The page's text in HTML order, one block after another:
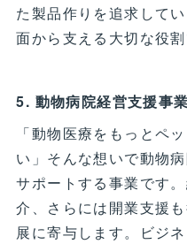
た製品作りを追求して
面から支える大切な役割
5. 動物病院経営支援事業
「動物医療をもっとペ
い」そんな想いで動物
サポートする事業です
介、さらには開業支援
展に寄与します。ビジ